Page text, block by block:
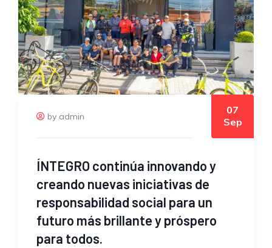
by admin
07
Sep
ÍNTEGRO continúa innovando y
creando nuevas iniciativas de
responsabilidad social para un
futuro más brillante y próspero
para todos.